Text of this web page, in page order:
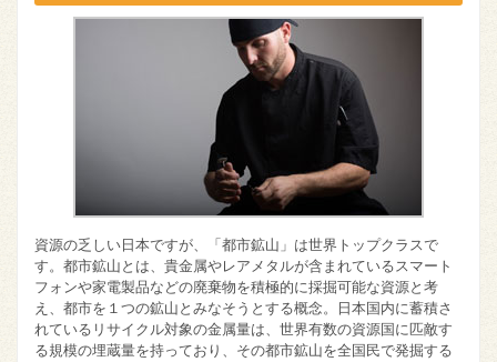
資源の乏しい日本ですが、「都市鉱山」は世界トップクラスで
す。都市鉱山とは、貴金属やレアメタルが含まれているスマート
フォンや家電製品などの廃棄物を積極的に採掘可能な資源と考
え、都市を１つの鉱山とみなそうとする概念。日本国内に蓄積さ
れているリサイクル対象の金属量は、世界有数の資源国に匹敵す
る規模の埋蔵量を持っており、その都市鉱山を全国民で発掘する